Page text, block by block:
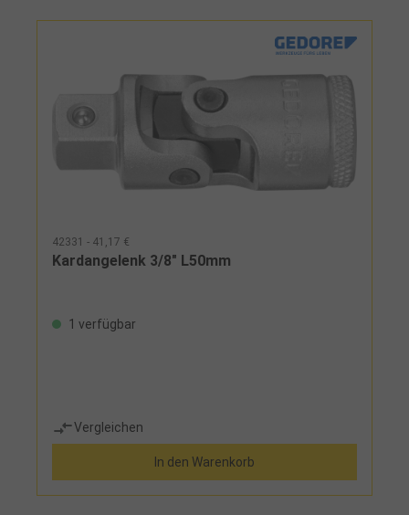
42331 - 41,17 €
Kardangelenk 3/8" L50mm
1 verfügbar
Vergleichen
In den Warenkorb